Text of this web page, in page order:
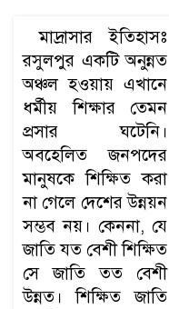
মাদ্রাসার ইতিহাসঃ
রসুলপুর একটি অনুন্নত
অঞ্চল হওয়ায় এখানে
ধর্মীয় শিক্ষার তেমন
প্রসার ঘটেনি।
অবহেলিত জনপদের
মানুষকে শিক্ষিত করা
না গেলে দেশের উন্নয়ন
সম্ভব নয়। কেননা, যে
জাতি যত বেশী শিক্ষিত
সে জাতি তত বেশী
উন্নত। শিক্ষিত জাতি